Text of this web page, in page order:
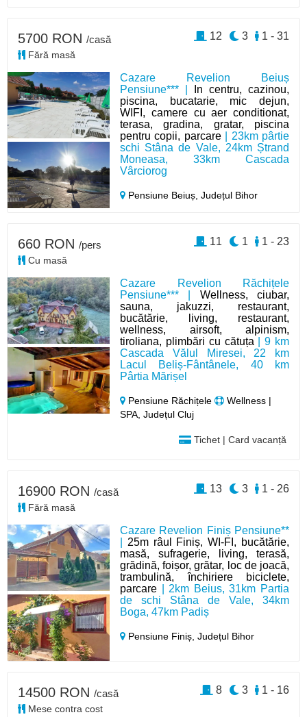
Cazare Revelion Beiuș
Pensiune*** |
In centru, cazinou,
piscina, bucatarie, mic dejun,
WIFI, camere cu aer conditionat,
terasa, gradina, gratar, piscina
pentru copii, parcare| 23km pârtie
schi Stâna de Vale, 24km Ștrand
Moneasa, 33km Cascada
Vârciorog
Pensiune Beiuș,Județul Bihor
5700 RON /casă
Fără masă
1 - 31
3
12
Cazare Revelion Răchițele
Pensiune*** | Wellness, ciubar,
sauna, jakuzzi, restaurant,
bucătărie, living, restaurant,
wellness, airsoft, alpinism,
tiroliana, plimbări cu cătuța | 9 km
Cascada Vălul Miresei, 22 km
Lacul Beliș-Fântânele, 40 km
Pârtia Mărișel
Pensiune Răchițele
Wellness |
SPA, Județul Cluj
Tichet | Card vacanță
660 RON /pers
Cu masă
1 - 23
1
11
Cazare Revelion Finiș Pensiune**
25m râul Finiș, WI-FI, bucătărie,
masă, sufragerie, living, terasă,
grădină, foișor, grătar, loc de joacă,
trambulină, închiriere biciclete,
parcare | 2km Beius, 31km Partia
de schi Stâna de Vale, 34km
Boga, 47km Padiș
Pensiune Finiș,Județul Bihor
16900 RON /casă
Fără masă
1 - 26
3
13
14500 RON /casă
Mese contra cost
1 - 16
3
8